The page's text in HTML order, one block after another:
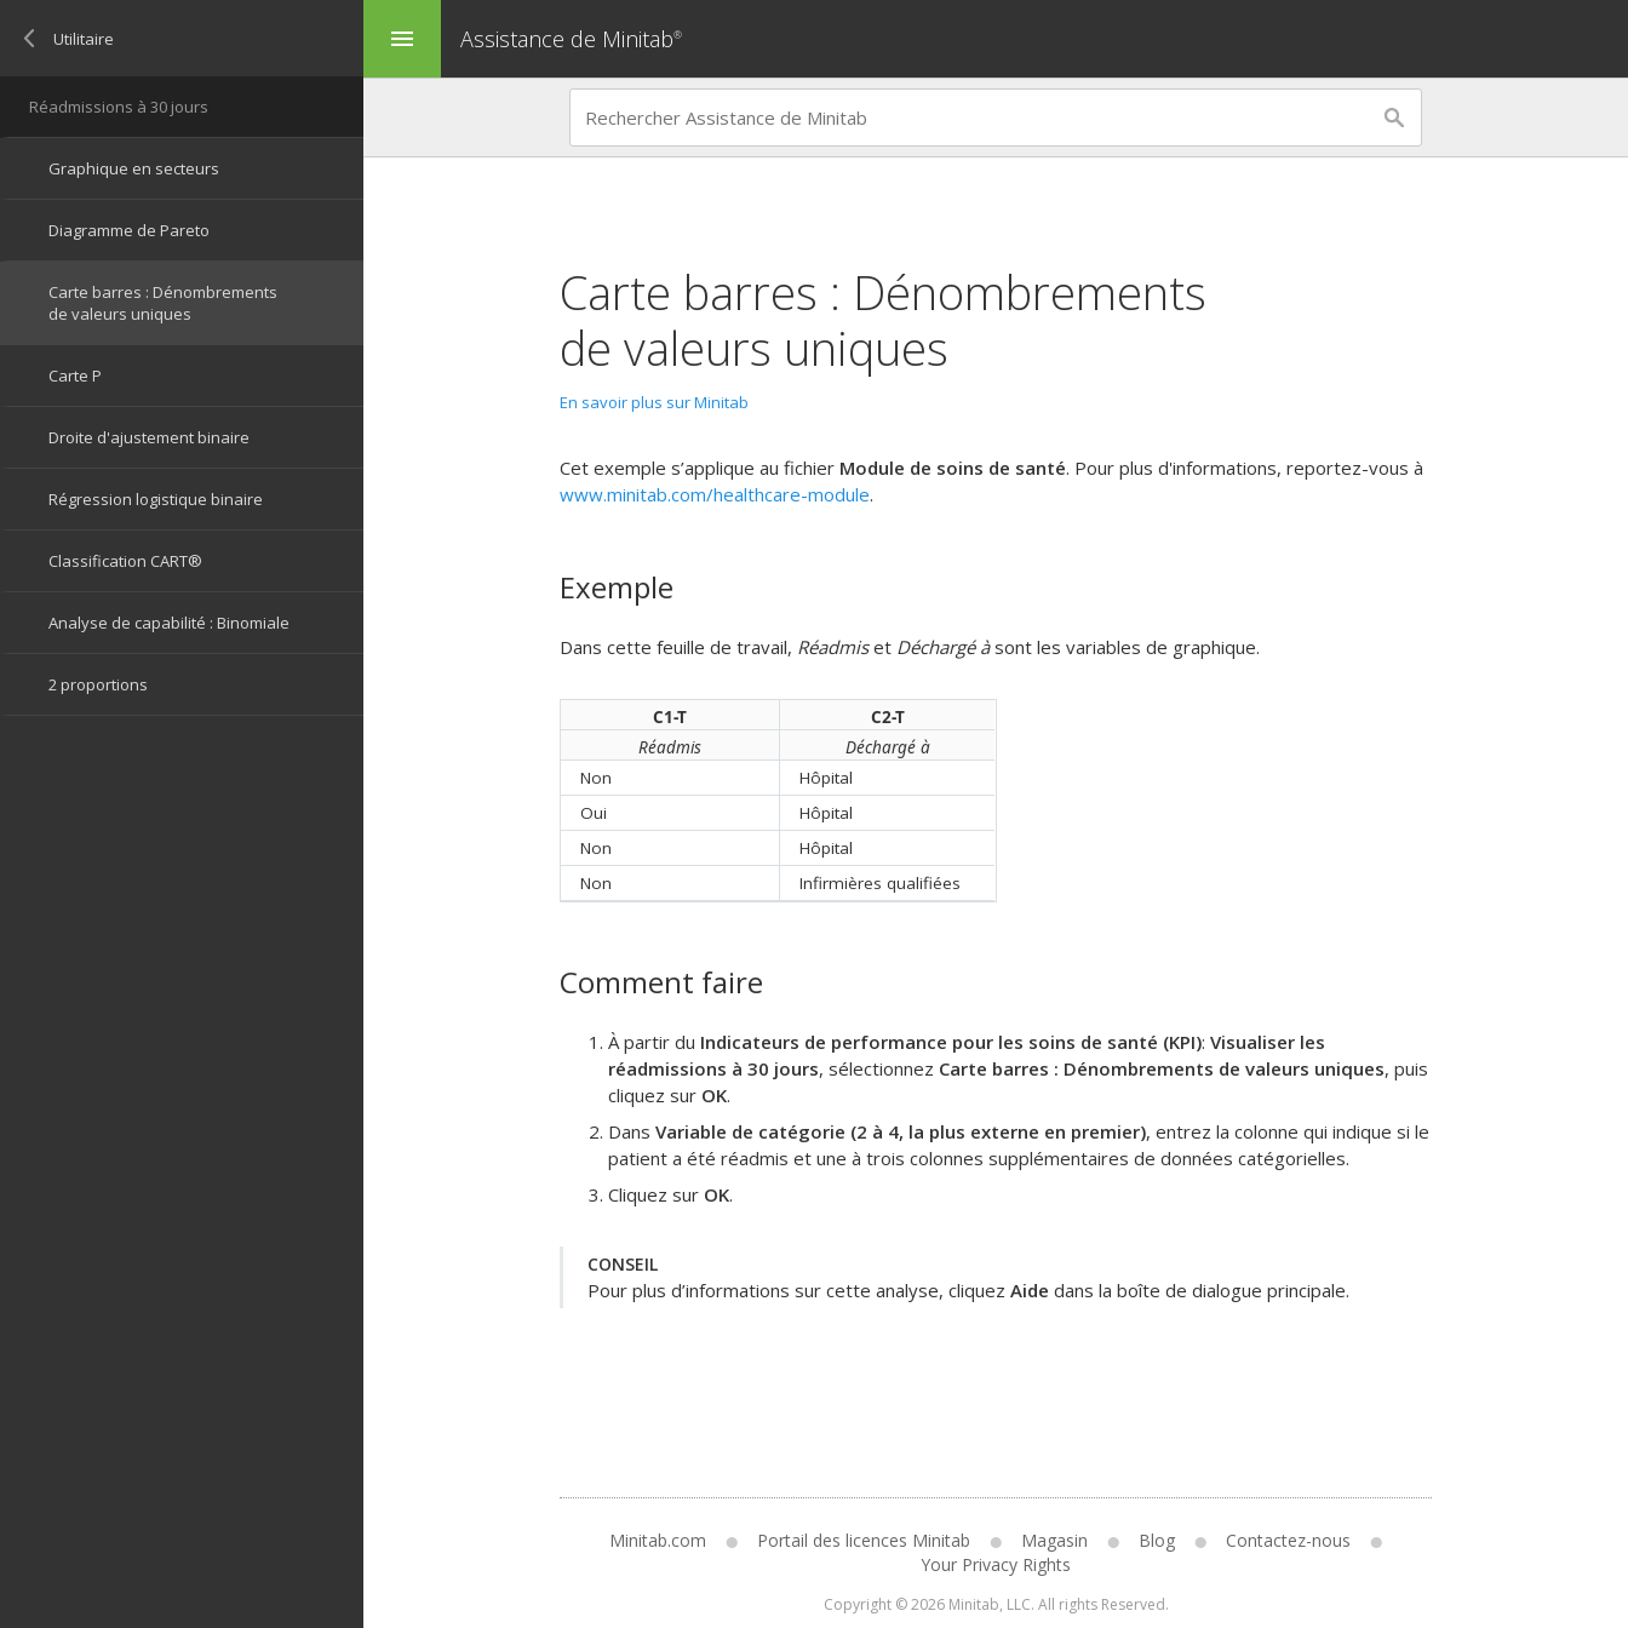
menu Assistance de Minitab®
Carte barres : Dénombrements
de valeurs uniques
En savoir plus sur Minitab
Cet exemple s’applique au fichier Module de soins de santé. Pour plus d'informations, reportez-vous à
www.minitab.com/healthcare-module.
Exemple
Dans cette feuille de travail, Réadmiset Déchargé àsont les variables de graphique.
C1-T
C2-T
Réadmis
Déchargé à
Non
Hôpital
Oui
Hôpital
Non
Hôpital
Non
Infirmières qualifiées
Comment faire
À partir du Indicateurs de performance pour les soins de santé (KPI): Visualiser les
réadmissions à 30 jours, sélectionnez Carte barres : Dénombrements de valeurs uniques, puis
cliquez sur OK.
Dans Variable de catégorie (2 à 4, la plus externe en premier), entrez la colonne qui indique si le
patient a été réadmis et une à trois colonnes supplémentaires de données catégorielles.
Cliquez sur OK.
CONSEIL
Pour plus d’informations sur cette analyse, cliquez Aide dans la boîte de dialogue principale.
Minitab.com Portail des licences Minitab Magasin Blog
Contactez-nous
Your Privacy Rights
Copyright © 2026 Minitab, LLC. All rights Reserved.